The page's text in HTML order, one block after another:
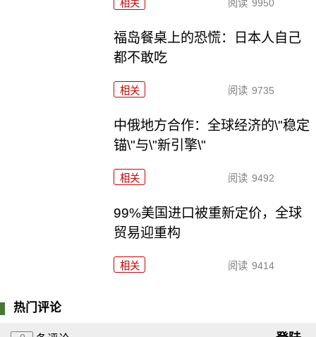
相关 阅读 9950
福岛餐桌上的恐慌：日本人自己
都不敢吃
相关 阅读 9735
中俄地方合作：全球经济的\"稳定
锚\"与\"新引擎\"
相关 阅读 9492
99%美国进口被重新定价，全球
贸易迎重构
相关 阅读 9414
热门评论